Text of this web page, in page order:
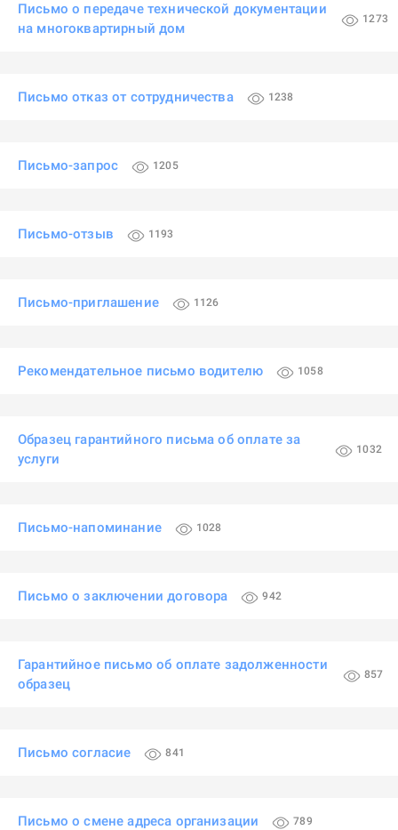
Письмо о передаче технической документации
на многоквартирный дом
1273
Письмо отказ от сотрудничества 1238
Письмо-запрос 1205
Письмо-отзыв 1193
Письмо-приглашение 1126
Рекомендательное письмо водителю 1058
Образец гарантийного письма об оплате за
услуги
1032
Письмо-напоминание 1028
Письмо о заключении договора 942
Гарантийное письмо об оплате задолженности
образец
857
Письмо согласие 841
Письмо о смене адреса организации 789